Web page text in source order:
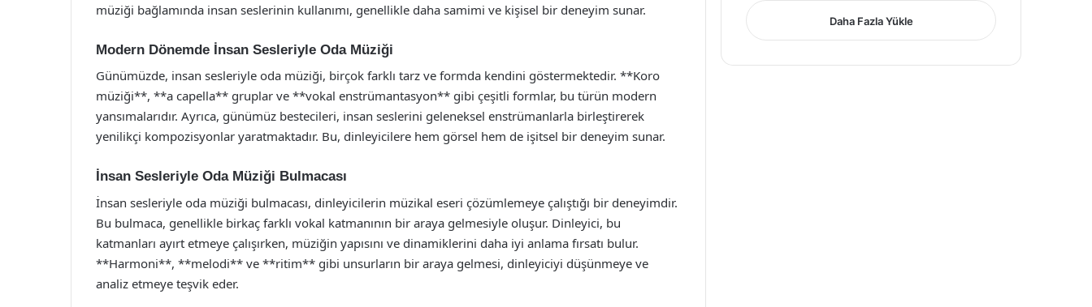
müziği bağlamında insan seslerinin kullanımı, genellikle daha samimi ve kişisel bir deneyim sunar.
Modern Dönemde İnsan Sesleriyle Oda Müziği
Günümüzde, insan sesleriyle oda müziği, birçok farklı tarz ve formda kendini göstermektedir. **Koro
müziği**, **a capella** gruplar ve **vokal enstrümantasyon** gibi çeşitli formlar, bu türün modern
yansımalarıdır. Ayrıca, günümüz bestecileri, insan seslerini geleneksel enstrümanlarla birleştirerek
yenilikçi kompozisyonlar yaratmaktadır. Bu, dinleyicilere hem görsel hem de işitsel bir deneyim sunar.
İnsan Sesleriyle Oda Müziği Bulmacası
İnsan sesleriyle oda müziği bulmacası, dinleyicilerin müzikal eseri çözümlemeye çalıştığı bir deneyimdir.
Bu bulmaca, genellikle birkaç farklı vokal katmanının bir araya gelmesiyle oluşur. Dinleyici, bu
katmanları ayırt etmeye çalışırken, müziğin yapısını ve dinamiklerini daha iyi anlama fırsatı bulur.
**Harmoni**, **melodi** ve **ritim** gibi unsurların bir araya gelmesi, dinleyiciyi düşünmeye ve
analiz etmeye teşvik eder.
Daha Fazla Yükle